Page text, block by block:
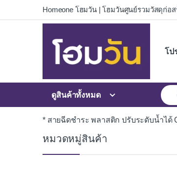
Skip to navigation
Skip to contentHomeone โฮมวัน | โฮมวันศูนย์รวมวัสดุก่อ
โป
ดูสินค้าทั้งหมด
* สายฉีดชำระ พลาสติก ปรับระดับน้ำได้
หมวดหมู่สินค้า